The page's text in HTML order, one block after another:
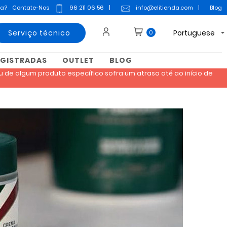
Contate-Nos 96 211 06 56 | info@elitienda.com | Blog
Serviço técnico 0 Portuguese 
OUTLET BLOG
de algum produto específico sofra um atraso até ao início de